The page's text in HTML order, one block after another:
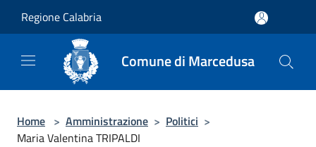
Regione Calabria
Comune di Marcedusa
Home > Amministrazione > Politici >
Maria Valentina TRIPALDI